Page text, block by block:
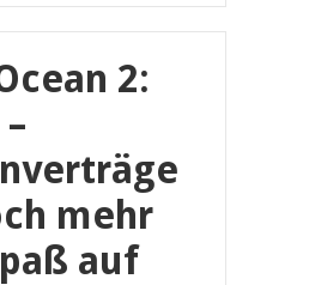
2:
mehr
auf